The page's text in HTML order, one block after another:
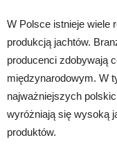
W Polsce istnieje wiele
produkcją jachtów.
producenci zdobywają
międzynarodowym. W
najważniejszych
wyróżniają się wysoką
produktów.